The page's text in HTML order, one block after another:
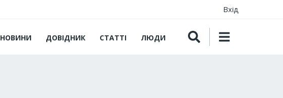
Вхід
НОВИНИ ДОВІДНИК СТАТТІ ЛЮДИ